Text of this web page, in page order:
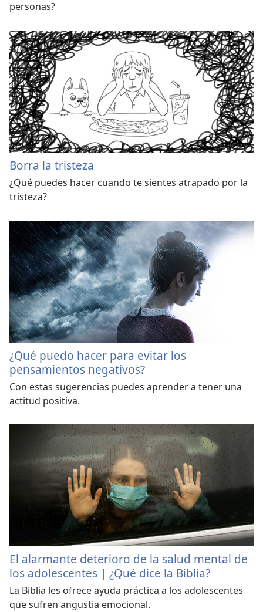
personas?
Borra la tristeza
¿Qué puedes hacer cuando te sientes atrapado por la
tristeza?
¿Qué puedo hacer para evitar los
pensamientos negativos?
Con estas sugerencias puedes aprender a tener una
actitud positiva.
El alarmante deterioro de la salud mental de
los adolescentes | ¿Qué dice la Biblia?
La Biblia les ofrece ayuda práctica a los adolescentes
que sufren angustia emocional.